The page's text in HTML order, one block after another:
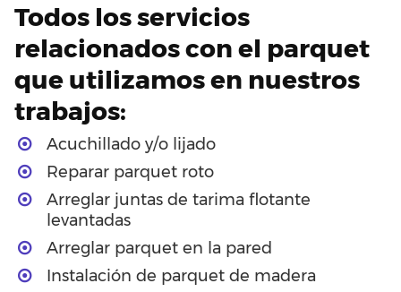
Todos los servicios
relacionados con el parquet
que utilizamos en nuestros
trabajos:
Acuchillado y/o lijado
Reparar parquet roto
Arreglar juntas de tarima flotante
levantadas
Arreglar parquet en la pared
Instalación de parquet de madera